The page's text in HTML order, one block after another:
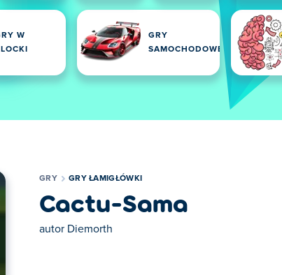
W
GRY
SAMOCHODOWE
GRY GRY ŁAMIGŁÓWKI
Cactu-Sama
autor Diemorth